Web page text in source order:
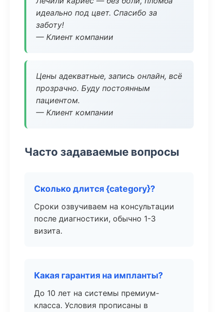
идеально под цвет. Спасибо за
заботу!
— Клиент компании
Цены адекватные, запись онлайн, всё
прозрачно. Буду постоянным
пациентом.
— Клиент компании
Часто задаваемые вопросы
Сколько длится {category}?
Сроки озвучиваем на консультации
после диагностики, обычно 1-3
визита.
Какая гарантия на импланты?
До 10 лет на системы премиум-
класса. Условия прописаны в